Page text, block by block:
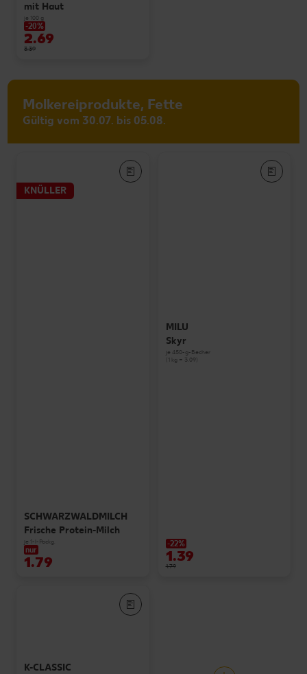
mit Haut
je 100 g
-20%
2.69
3.39
Molkereiprodukte, Fette
Gültig vom 30.07. bis 05.08.
KNÜLLER
SCHWARZWALDMILCH
Frische Protein-Milch
je 1-l-Packg.
nur
1.79
MILU
Skyr
je 450-g-Becher
(1 kg = 3.09)
-22%
1.39
1.79
K-CLASSIC